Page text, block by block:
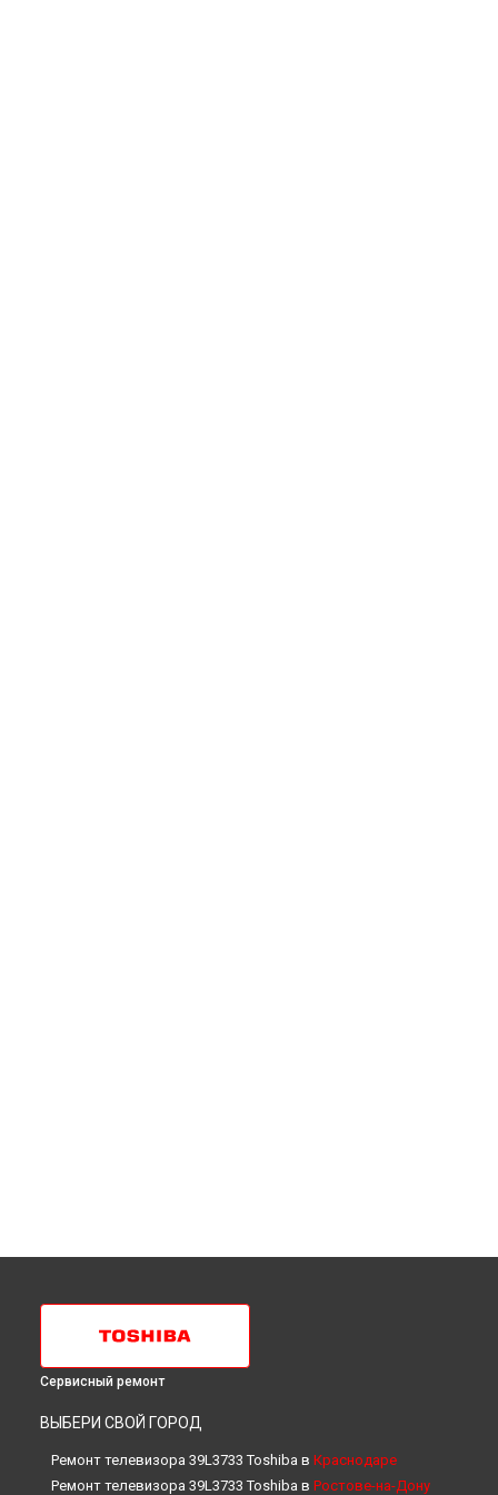
Сервисный ремонт
ВЫБЕРИ СВОЙ ГОРОД
Ремонт телевизора 39L3733 Toshiba в Краснодаре
Ремонт телевизора 39L3733 Toshiba в Ростове-на-Дону